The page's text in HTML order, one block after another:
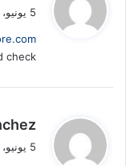
ل
5 يونيو، 2025 الساعة 12:09 م
check
ي
5 يونيو، 2025 الساعة 12:28 م